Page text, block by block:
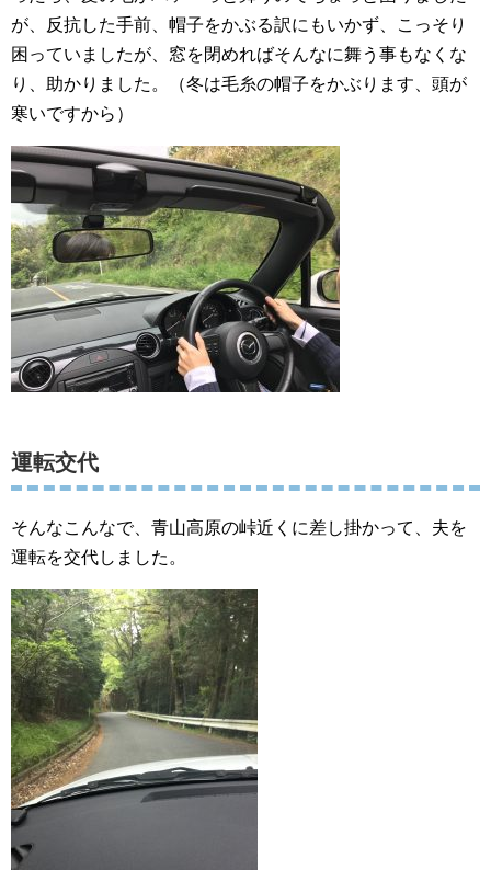
が、反抗した手前、帽子をかぶる訳にもいかず、こっそり
困っていましたが、窓を閉めればそんなに舞う事もなくな
り、助かりました。（冬は毛糸の帽子をかぶります、頭が
寒いですから）
運転交代
そんなこんなで、青山高原の峠近くに差し掛かって、夫を
運転を交代しました。